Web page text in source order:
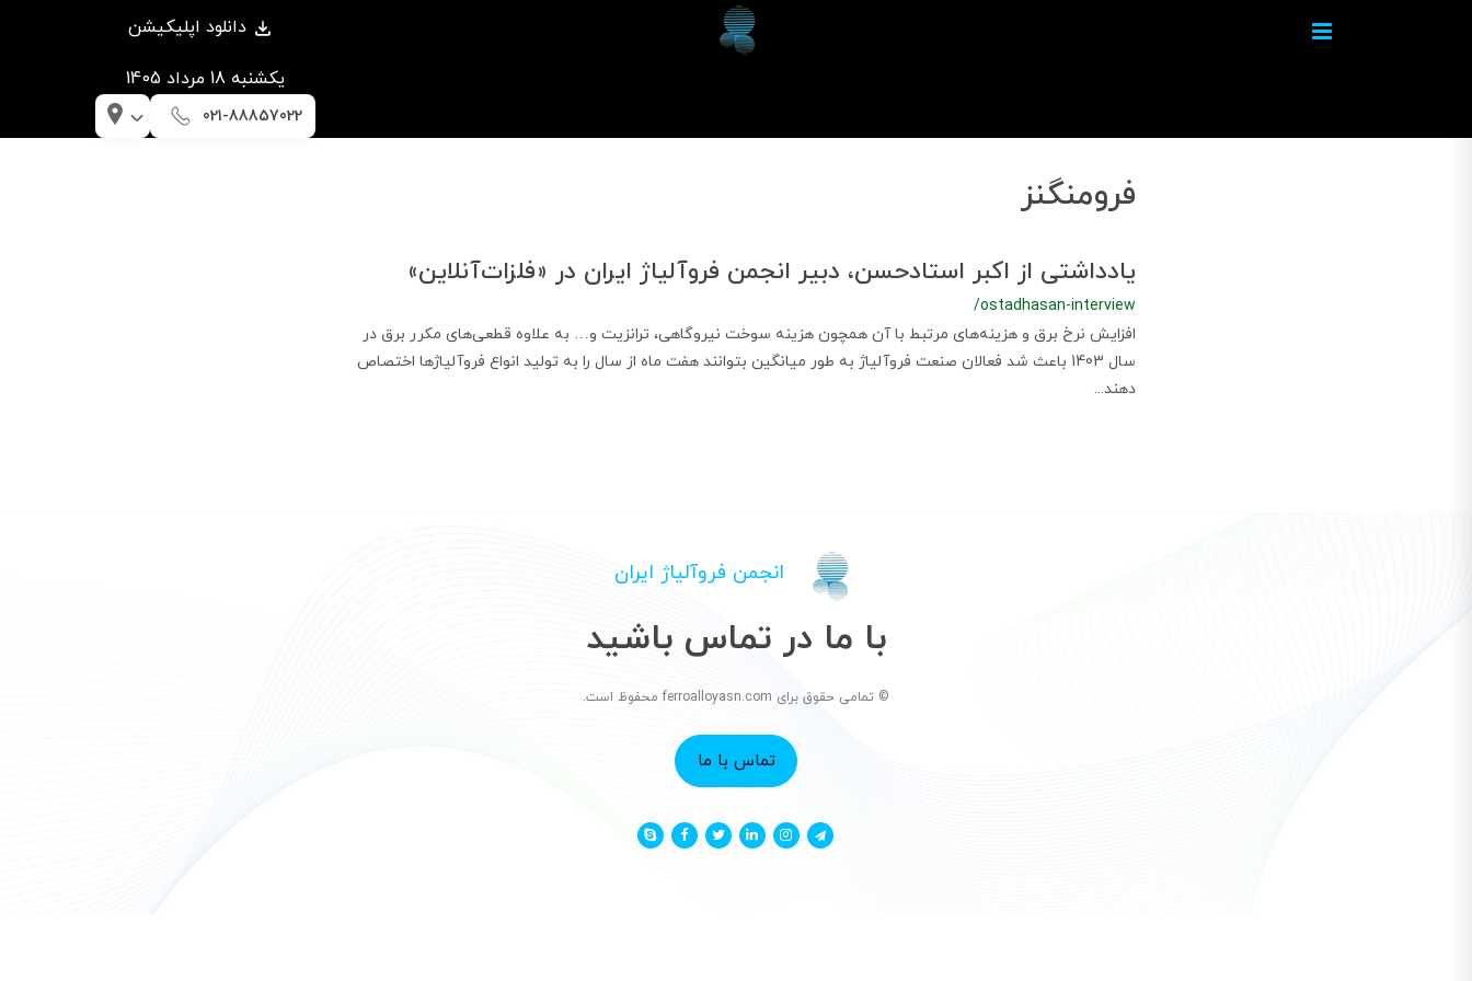
دانلود اپلیکیشن
يكشنبه 18 مرداد 1405
021-88857022
فرومنگنز
یادداشتی از اکبر استادحسن، دبير انجمن فروآلياژ ايران در «فلزات‌آنلاین»
/ostadhasan-interview
افزایش نرخ برق و هزینه‌های مرتبط با آن همچون هزینه سوخت نیروگاهی، ترانزیت و… به علاوه قطعی‌های مکرر برق در
سال 1403 باعث شد فعالان صنعت فروآلیاژ به طور میانگین بتوانند هفت ماه از سال را به تولید انواع فروآلیاژها اختصاص
دهند...
انجمن فروآلیاژ ایران
با ما در تماس باشید
© تمامی حقوق برای ferroalloyasn.com محفوظ است.
تماس با ما